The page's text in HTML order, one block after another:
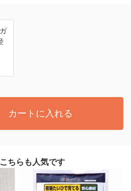
カートに入れる
ちらも人気です